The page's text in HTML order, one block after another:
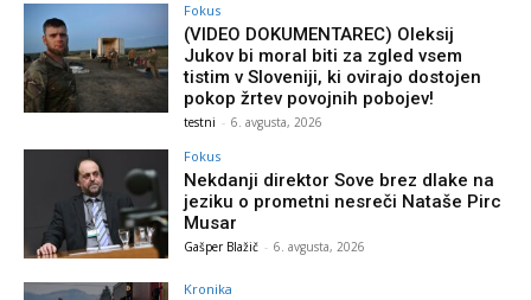
Fokus
(VIDEO DOKUMENTAREC) Oleksij
Jukov bi moral biti za zgled vsem
tistim v Sloveniji, ki ovirajo dostojen
pokop žrtev povojnih pobojev!
testni - 6. avgusta, 2026
Fokus
Nekdanji direktor Sove brez dlake na
jeziku o prometni nesreči Nataše Pirc
Musar
Gašper Blažič - 6. avgusta, 2026
Kronika